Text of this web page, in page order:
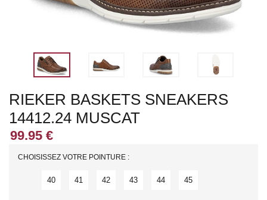
RIEKER BASKETS SNEAKERS
14412.24 MUSCAT
CHOISISSEZ VOTRE POINTURE :
40 41 42 43 44 45